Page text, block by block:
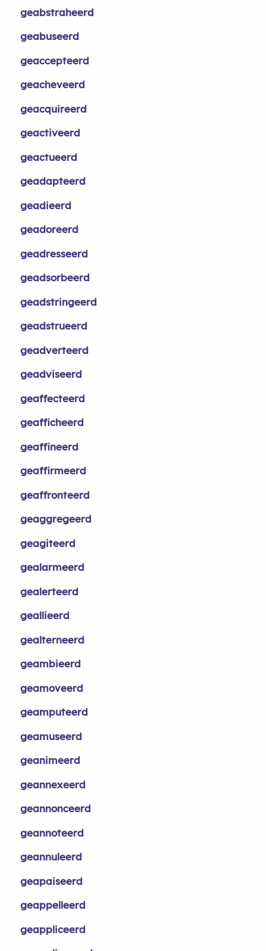
geabstraheerd
geabuseerd
geaccepteerd
geacheveerd
geacquireerd
geactiveerd
geactueerd
geadapteerd
geadieerd
geadoreerd
geadresseerd
geadsorbeerd
geadstringeerd
geadstrueerd
geadverteerd
geadviseerd
geaffecteerd
geafficheerd
geaffineerd
geaffirmeerd
geaffronteerd
geaggregeerd
geagiteerd
gealarmeerd
gealerteerd
geallieerd
gealterneerd
geambieerd
geamoveerd
geamputeerd
geamuseerd
geanimeerd
geannexeerd
geannonceerd
geannoteerd
geannuleerd
geapaiseerd
geappelleerd
geappliceerd